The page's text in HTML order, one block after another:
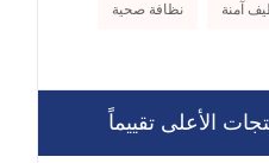
آمنة نظافة صحية
الأعلى تقييماً